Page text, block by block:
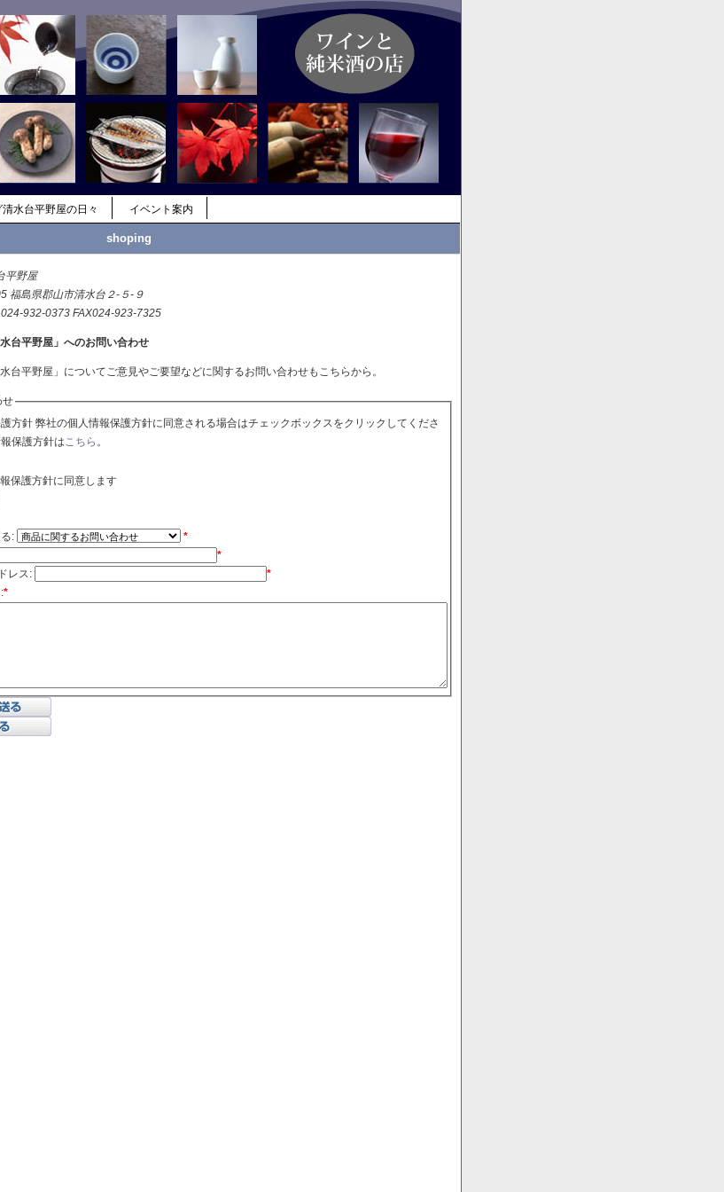
清水台平野屋の日々 イベント案内
shoping
平野屋
福島県郡山市清水台２-５-９
932-0373 FAX024-923-7325
水台平野屋」へのお問い合わせ
水台平野屋」についてご意見やご要望などに関するお問い合わせもこちらから。
せ
ックボックスをクリックしてくださ
保護方針はこちら 。
保護方針に同意します
:
*
*
レス:
*
*